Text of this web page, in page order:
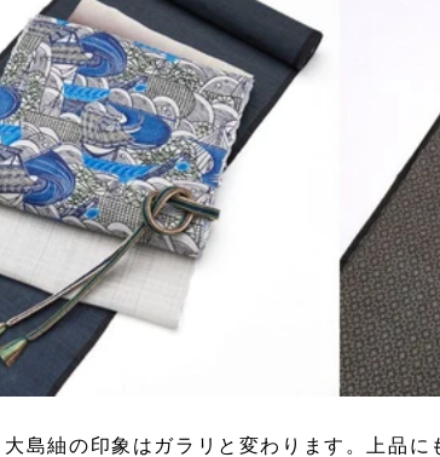
島紬の印象はガラリと変わります。上品